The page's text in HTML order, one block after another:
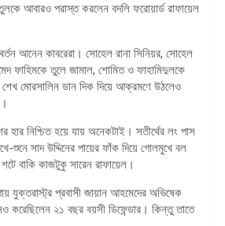
আবারও পরাস্ত করলেন বদলি ফরোয়ার্ড রাফায়েল
আনেন কাবরেরা। সোহেল রানা সিনিয়র, সোহেল
ফাহিমকে তুলে জামাল, শোমিত ও ফাহামিদুলকে
মোরসালিন ডান দিক দিয়ে আক্রমণে উঠলেও
হার নিশ্চিত হয়ে যায় অনেকটাই। সতীর্থের লং পাস
শুনে সাদ উদ্দিনের পায়ের ফাঁক দিয়ে গোলমুখে বল
বাকি কাজটুকু সারেন রাফায়েল।
যুক্তরাস্ট্র প্রবাসী জায়ান আহমেদের অভিষেক
২১ বছর বয়সী ডিফেন্ডার। কিন্তু তাতে